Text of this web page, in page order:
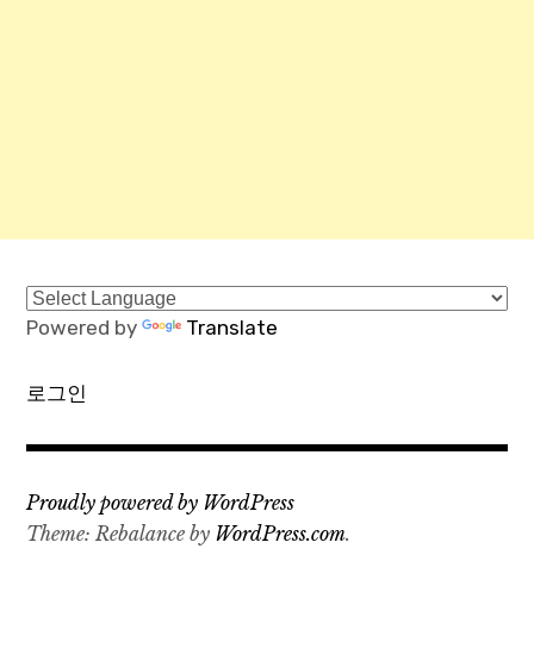
Powered by Translate
로그인
Proudly powered by WordPress
Theme: Rebalance by WordPress.com.